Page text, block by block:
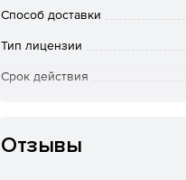
Задержки
Можно установить
Способ доставки
Тип лицензии
Срок действия
Отзывы